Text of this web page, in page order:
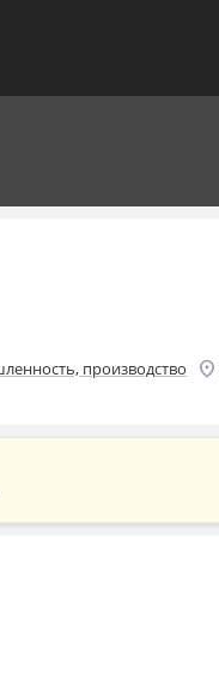
производство location_on